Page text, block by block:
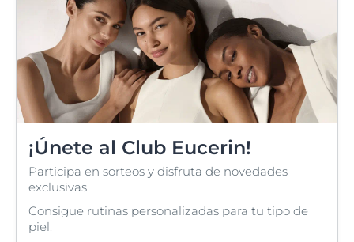
¡Únete al Club Eucerin!
Participa en sorteos y disfruta de novedades
exclusivas.
Consigue rutinas personalizadas para tu tipo de
piel.